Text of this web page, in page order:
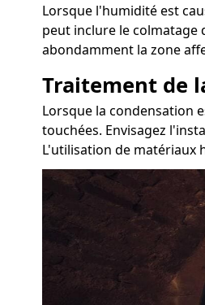
Lorsque l'humidité est
peut inclure le colmatage
abondamment la zone
Traitement de
Lorsque la condensation
touchées. Envisagez
L'utilisation de matériaux